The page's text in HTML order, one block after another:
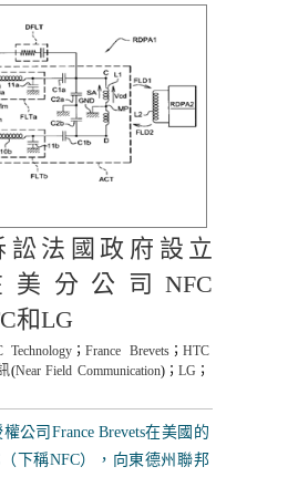
法國政府設立
美分公司NFC
和LG
Technology ；France Brevets； HTC
(Near Field Communication)； LG ；
公司France Brevets在美國的
下稱NFC），向東德州聯邦